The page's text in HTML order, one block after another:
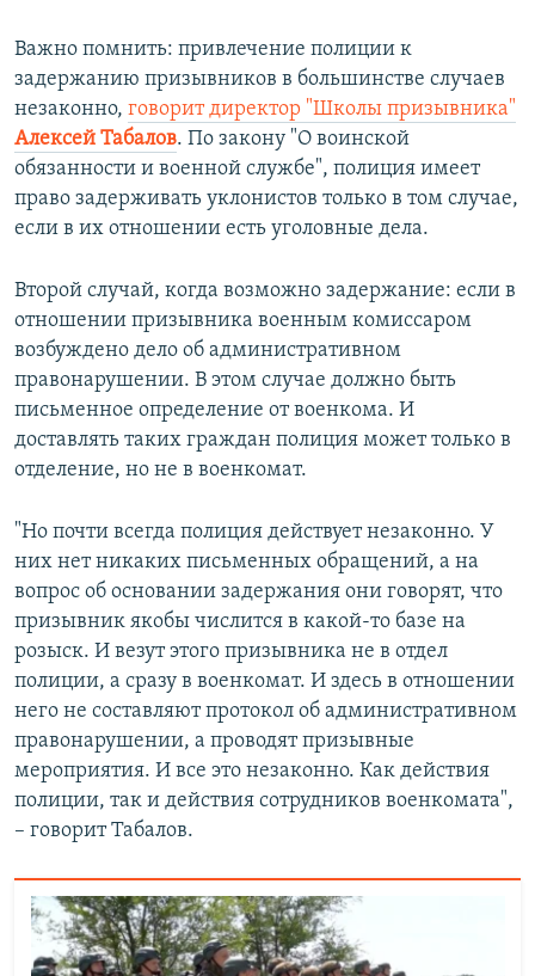
Важно помнить: привлечение полиции к
задержанию призывников в большинстве случаев
незаконно, говорит директор "Школы призывника"
Алексей Табалов. По закону "О воинской
обязанности и военной службе", полиция имеет
право задерживать уклонистов только в том случае,
если в их отношении есть уголовные дела.
Второй случай, когда возможно задержание: если в
отношении призывника военным комиссаром
возбуждено дело об административном
правонарушении. В этом случае должно быть
письменное определение от военкома. И
доставлять таких граждан полиция может только в
отделение, но не в военкомат.
"Но почти всегда полиция действует незаконно. У
них нет никаких письменных обращений, а на
вопрос об основании задержания они говорят, что
призывник якобы числится в какой-то базе на
розыск. И везут этого призывника не в отдел
полиции, а сразу в военкомат. И здесь в отношении
него не составляют протокол об административном
правонарушении, а проводят призывные
мероприятия. И все это незаконно. Как действия
полиции, так и действия сотрудников военкомата",
– говорит Табалов.